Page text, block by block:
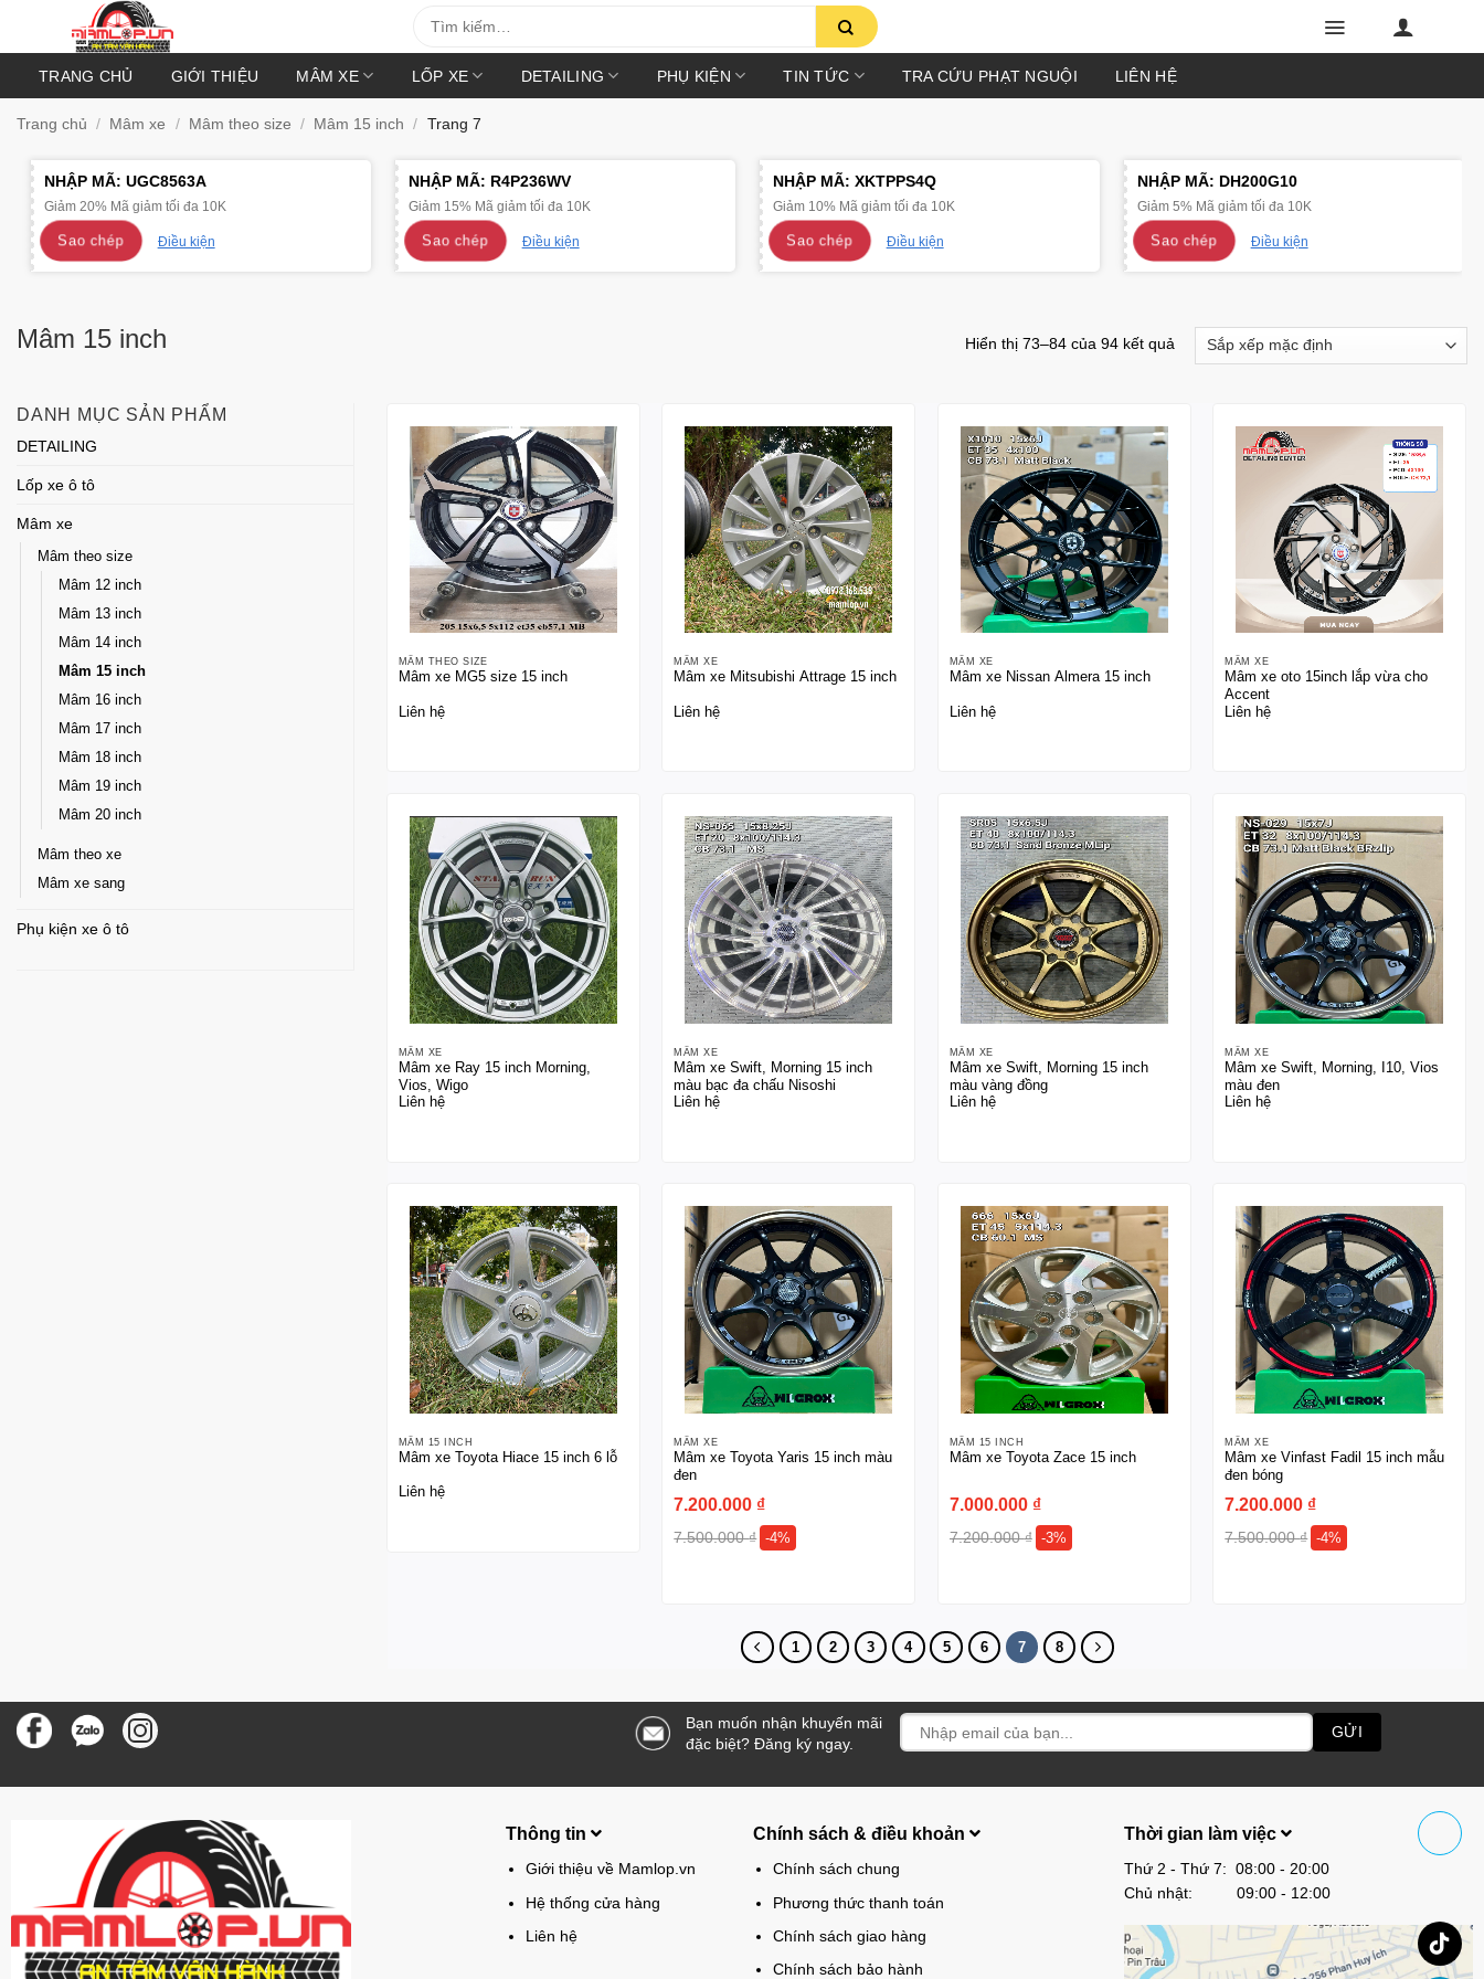
kiếm:
TRANG CHỦ GIỚI THIỆU MÂM XE LỐP XE DETAILING PHỤ KIỆN TIN TỨC TRA CỨU PHẠT NGUỘI LIÊN HỆ
Trang chủ / Mâm xe / Mâm theo size / Mâm 15 inch / Trang 7
NHẬP MÃ: UGC8563A
Giảm 20% Mã giảm tối đa 10K
Sao chép Điều kiện
NHẬP MÃ: R4P236WV
Giảm 15% Mã giảm tối đa 10K
Sao chép Điều kiện
NHẬP MÃ: XKTPPS4Q
Giảm 10% Mã giảm tối đa 10K
Sao chép Điều kiện
NHẬP MÃ: DH200G10
Giảm 5% Mã giảm tối đa 10K
Sao chép Điều kiện
Mâm 15 inch Hiển thị 73–84 của 94 kết quả
DANH MỤC SẢN PHẨM
DETAILING
Lốp xe ô tô
Mâm xe
Mâm theo size
Mâm 12 inch
Mâm 13 inch
Mâm 14 inch
Mâm 15 inch
Mâm 16 inch
Mâm 17 inch
Mâm 18 inch
Mâm 19 inch
Mâm 20 inch
Mâm theo xe
Mâm xe sang
Phụ kiện xe ô tô
MÂM THEO SIZE
Mâm xe MG5 size 15 inch
Liên hệ
MÂM XE
Mâm xe Mitsubishi Attrage 15 inch
Liên hệ
MÂM XE
Mâm xe Nissan Almera 15 inch
Liên hệ
MÂM XE
Mâm xe oto 15inch lắp vừa cho
Accent
Liên hệ
MÂM XE
Mâm xe Ray 15 inch Morning,
Vios, Wigo
Liên hệ
MÂM XE
Mâm xe Swift, Morning 15 inch
màu bạc đa chấu Nisoshi
Liên hệ
MÂM XE
Mâm xe Swift, Morning 15 inch
màu vàng đồng
Liên hệ
MÂM XE
Mâm xe Swift, Morning, I10, Vios
màu đen
Liên hệ
MÂM 15 INCH
Mâm xe Toyota Hiace 15 inch 6 lỗ
Liên hệ
MÂM XE
Mâm xe Toyota Yaris 15 inch màu
đen
7.200.000 ₫
7.500.000₫ -4%
MÂM 15 INCH
Mâm xe Toyota Zace 15 inch
7.000.000 ₫
7.200.000₫ -3%
MÂM XE
Mâm xe Vinfast Fadil 15 inch mẫu
đen bóng
7.200.000 ₫
7.500.000₫ -4%
1 2 3 4 5 6 7 8
Bạn muốn nhận khuyến mãi
đặc biệt? Đăng ký ngay.
Thông tin
Giới thiệu về Mamlop.vn
Hệ thống cửa hàng
Liên hệ
Chính sách & điều khoản
Chính sách chung
Phương thức thanh toán
Chính sách giao hàng
Chính sách bảo hành
Thời gian làm việc
Thứ 2 - Thứ 7: 08:00 - 20:00
Chủ nhật: 09:00 - 12:00